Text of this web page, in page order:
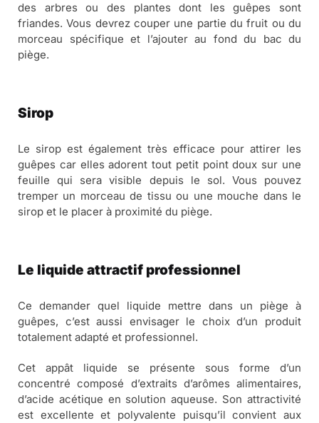
des arbres ou des plantes dont les guêpes sont
friandes. Vous devrez couper une partie du fruit ou du
morceau spécifique et l’ajouter au fond du bac du
piège.
Sirop
Le sirop est également très efficace pour attirer les
guêpes car elles adorent tout petit point doux sur une
feuille qui sera visible depuis le sol. Vous pouvez
tremper un morceau de tissu ou une mouche dans le
sirop et le placer à proximité du piège.
Le liquide attractif professionnel
Ce demander quel liquide mettre dans un piège à
guêpes, c’est aussi envisager le choix d’un produit
totalement adapté et professionnel.
Cet appât liquide se présente sous forme d’un
concentré composé d’extraits d’arômes alimentaires,
d’acide acétique en solution aqueuse. Son attractivité
est excellente et polyvalente puisqu’il convient aux